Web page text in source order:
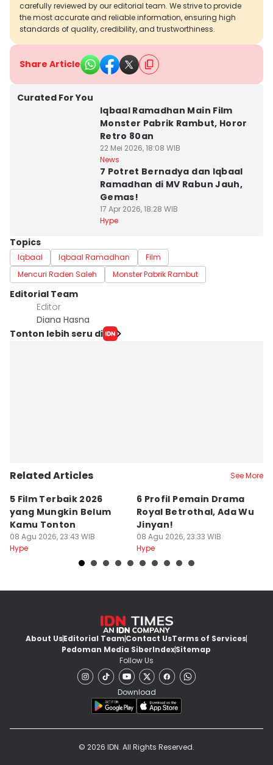
carefully reviewed by our editorial team. We strive to provide
the most accurate and reliable information, ensuring high
standards of quality, credibility, and trustworthiness.
Share Article
Curated For You
Iqbaal Ramadhan Main Film
Monster Pabrik Rambut, Horor
Retro 80an
22 Mei 2026, 18:08 WIB
News
7 Potret Bernadya dan Iqbaal
Ramadhan di MV Rabun Jauh,
Gemas!
17 Apr 2026, 18:28 WIB
Hype
Topics
Iqbaal Iqbaal Ramadhan
Film
Mencuri Raden Saleh
Monster Pabrik Rambut
Editorial Team
Editor
Diana Hasna
Tonton lebih seru di
Related Articles See More
5 Film Terbaik 2026
yang Mungkin Belum
Kamu Tonton
08 Agu 2026, 23:43 WIB
Hype
6 Profil Pemain Drama
Royal Betrothal, Ada Wu
Jinyan!
08 Agu 2026, 23:33 WIB
Hype
About UsEditorial TeamContact UsTerms of Services
Pedoman Media SiberIndexSitemap
Follow Us
Download
© 2026 IDN. All Rights Reserved.